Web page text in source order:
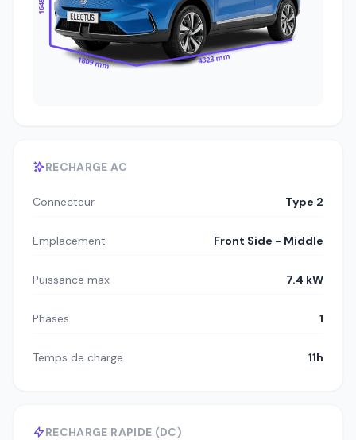
1809 mm 4323 mm
RECHARGE AC
Connecteur Type 2
Emplacement Front Side - Middle
Puissance max 7.4 kW
Phases 1
Temps de charge 11h
RECHARGE RAPIDE (DC)